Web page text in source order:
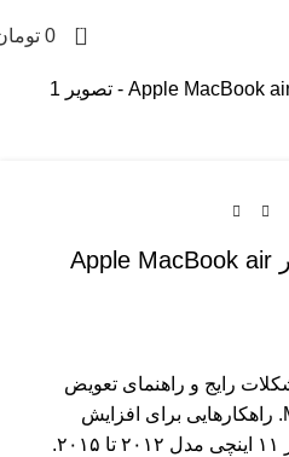
0
0
باتری اپل مک بوک ایر Apple MacBook air
رایج و راهنمای تعویض
باتری MacBook Air A1465. راهکارهایی برای افزایش